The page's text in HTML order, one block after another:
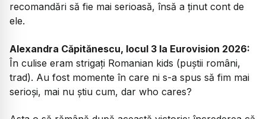
recomandări să fie mai serioasă, însă a ținut cont de
ele.
Alexandra Căpitănescu, locul 3 la Eurovision 2026:
În culise eram strigați Romanian kids (puștii români,
trad). Au fost momente în care ni s-a spus să fim mai
serioși, mai nu știu cum, dar who cares?